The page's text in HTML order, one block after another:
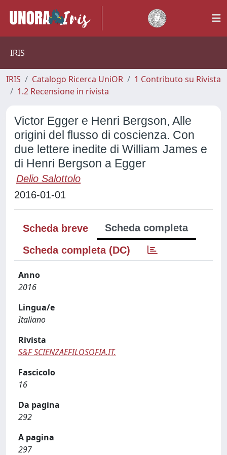
IRIS
IRIS Catalogo Ricerca UniOR
1 Contributo su Rivista
1.2 Recensione in rivista
Victor Egger e Henri Bergson, Alle
origini del flusso di coscienza. Con
due lettere inedite di William James e
di Henri Bergson a Egger
Delio Salottolo
2016-01-01
Scheda breve
Scheda completa
Scheda completa (DC)
Anno
2016
Lingua/e
Italiano
Rivista
S&F SCIENZAEFILOSOFIA.IT.
Fascicolo
16
Da pagina
292
A pagina
297